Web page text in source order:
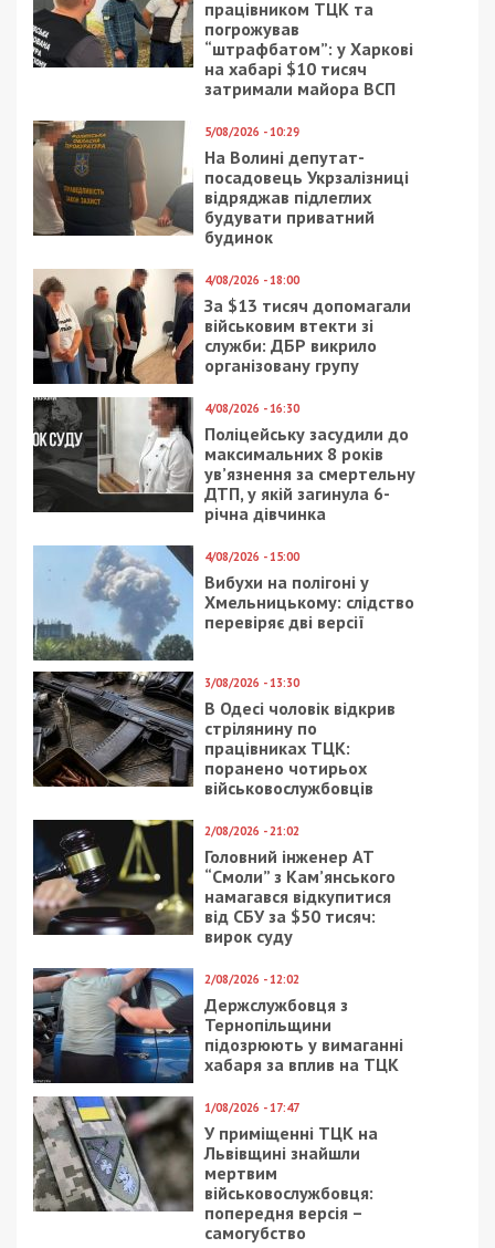
працівником ТЦК та
погрожував
“штрафбатом”: у Харкові
на хабарі $10 тисяч
затримали майора ВСП
5/08/2026 - 10:29
На Волині депутат-
посадовець Укрзалізниці
відряджав підлеглих
будувати приватний
будинок
4/08/2026 - 18:00
За $13 тисяч допомагали
військовим втекти зі
служби: ДБР викрило
організовану групу
4/08/2026 - 16:30
Поліцейську засудили до
максимальних 8 років
ув’язнення за смертельну
ДТП, у якій загинула 6-
річна дівчинка
4/08/2026 - 15:00
Вибухи на полігоні у
Хмельницькому: слідство
перевіряє дві версії
3/08/2026 - 13:30
В Одесі чоловік відкрив
стрілянину по
працівниках ТЦК:
поранено чотирьох
військовослужбовців
2/08/2026 - 21:02
Головний інженер АТ
“Смоли” з Кам’янського
намагався відкупитися
від СБУ за $50 тисяч:
вирок суду
2/08/2026 - 12:02
Держслужбовця з
Тернопільщини
підозрюють у вимаганні
хабаря за вплив на ТЦК
1/08/2026 - 17:47
У приміщенні ТЦК на
Львівщині знайшли
мертвим
військовослужбовця:
попередня версія –
самогубство